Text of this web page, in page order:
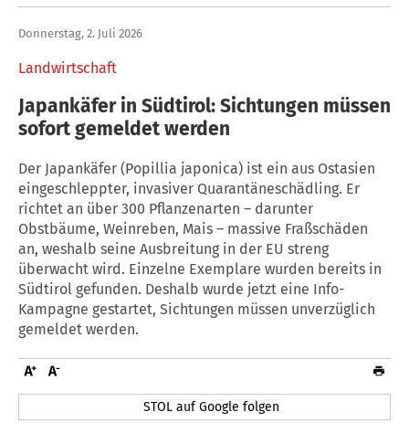
Landwirtschaft
Donnerstag, 2. Juli 2026
Japankäfer in Südtirol: Sichtungen müssen
sofort gemeldet werden
Der Japankäfer (Popillia japonica) ist ein aus Ostasien
eingeschleppter, invasiver Quarantäneschädling. Er
richtet an über 300 Pflanzenarten – darunter
Obstbäume, Weinreben, Mais – massive Fraßschäden
an, weshalb seine Ausbreitung in der EU streng
überwacht wird. Einzelne Exemplare wurden bereits in
Südtirol gefunden. Deshalb wurde jetzt eine Info-
Kampagne gestartet, Sichtungen müssen unverzüglich
gemeldet werden.
STOL auf Google folgen